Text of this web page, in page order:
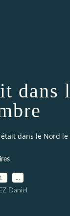
dans
était dans le Nord
Daniel